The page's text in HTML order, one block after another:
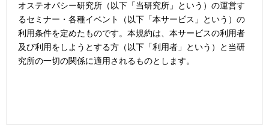
オステオパシー研究所（以下「当研究所」という）の運営す
るセミナー・各種イベント（以下「本サービス」という）の
利用条件を定めたものです。本規約は、本サービスの利用者
及び利用をしようとする方（以下「利用者」という）と当研
究所の一切の関係に適用されるものとします。